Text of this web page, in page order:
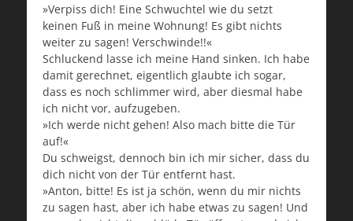
»Verpiss dich! Eine Schwuchtel wie du setzt
keinen Fuß in meine Wohnung! Es gibt nichts
weiter zu sagen! Verschwinde!!«
Schluckend lasse ich meine Hand sinken. Ich habe
damit gerechnet, eigentlich glaubte ich sogar,
dass es noch schlimmer wird, aber diesmal habe
ich nicht vor, aufzugeben.
»Ich werde nicht gehen! Also mach bitte die Tür
auf!«
Du schweigst, dennoch bin ich mir sicher, dass du
dich nicht von der Tür entfernt hast.
»Anton, bitte! Es ist ja schön, wenn du mir nichts
zu sagen hast, aber ich habe etwas zu sagen! Und